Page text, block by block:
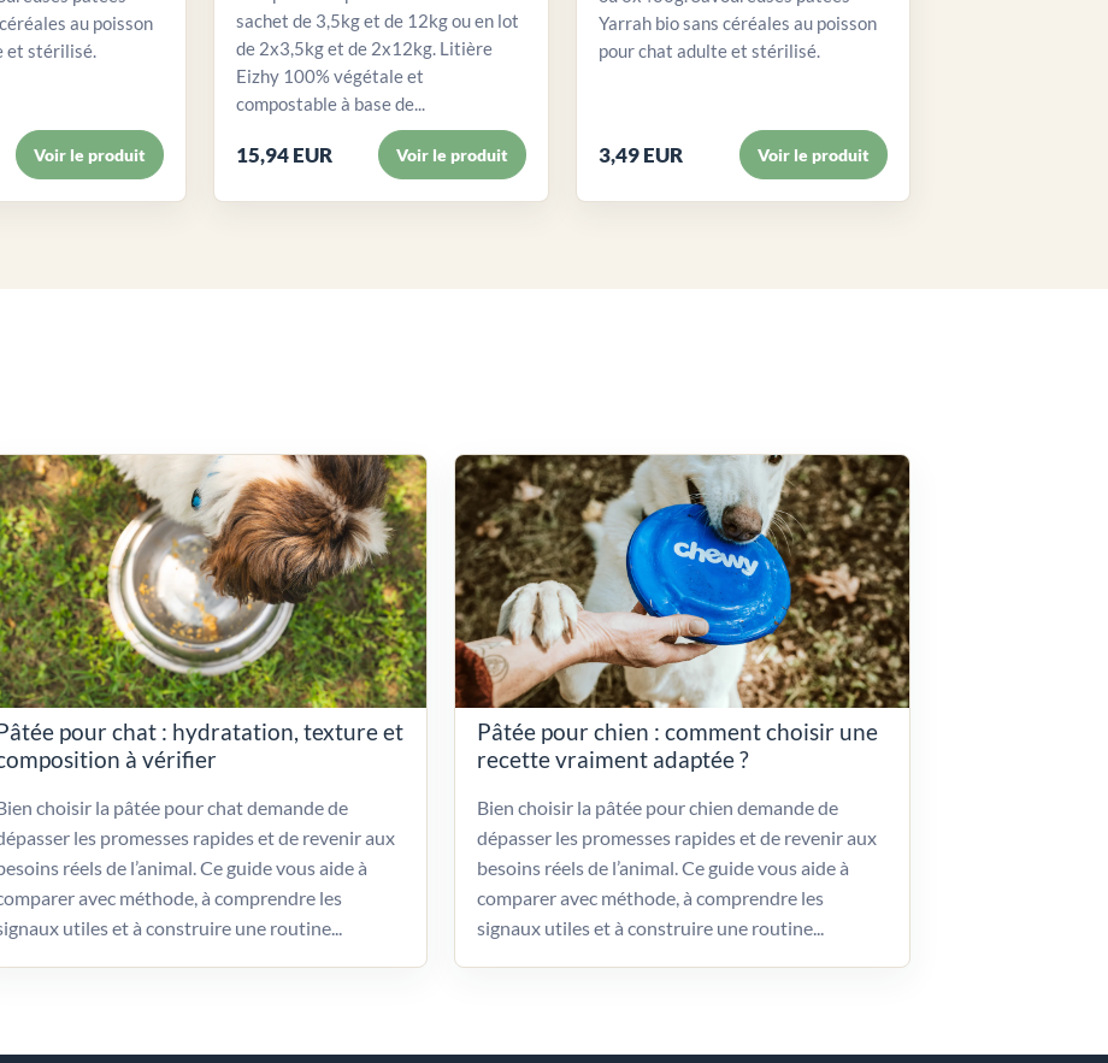
au poisson
et stérilisé.
Voir le produit
sachet de 3,5kg et de 12kg ou en lot
de 2x3,5kg et de 2x12kg. Litière
Eizhy 100% végétale et
compostable à base de...
15,94 EUR Voir le produit
Yarrah bio sans céréales au poisson
pour chat adulte et stérilisé.
3,49 EUR Voir le produit
pour chat : hydratation, texture et
à vérifier
choisir la pâtée pour chat demande de
les promesses rapides et de revenir aux
réels de l’animal. Ce guide vous aide à
avec méthode, à comprendre les
utiles et à construire une routine...
Pâtée pour chien : comment choisir une
recette vraiment adaptée ?
Bien choisir la pâtée pour chien demande de
dépasser les promesses rapides et de revenir aux
besoins réels de l’animal. Ce guide vous aide à
comparer avec méthode, à comprendre les
signaux utiles et à construire une routine...